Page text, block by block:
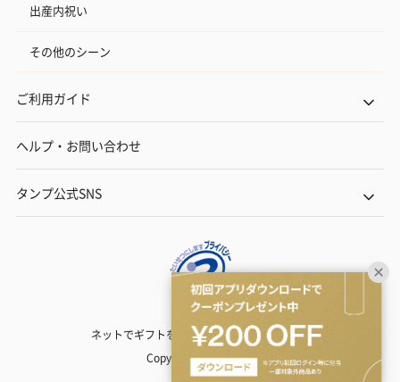
出産内祝い
その他のシーン
ご利用ガイド
ヘルプ・お問い合わせ
タンプ公式SNS
ネットでギフトを贈るなら | TANP（タンプ）
Copyright© TANP Inc.